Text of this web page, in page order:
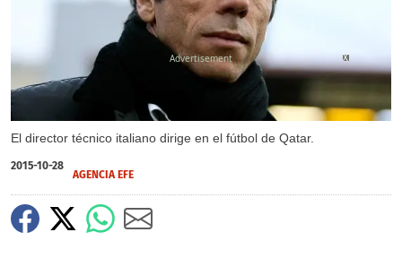
El director técnico italiano dirige en el fútbol de Qatar.
X
X
X
2015-10-28
AGENCIA EFE